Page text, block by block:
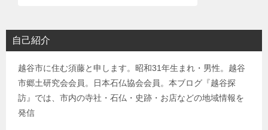
自己紹介
越谷市に住む須藤と申します。昭和31年生まれ・男性。越谷
市郷土研究会会員。日本石仏協会会員。本ブログ『越谷探
訪』では、市内の寺社・石仏・史跡・お店などの地域情報を
発信